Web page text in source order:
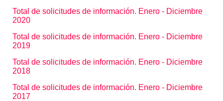
Total de solicitudes de información. Enero - Diciembre
2020
Total de solicitudes de información. Enero - Diciembre
2019
Total de solicitudes de información. Enero - Diciembre
2018
Total de solicitudes de información. Enero - Diciembre
2017